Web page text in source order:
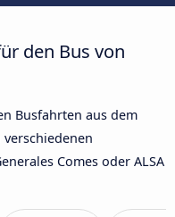
den Bus von
Busfahrten aus dem
verschiedenen
Comes oder ALSA